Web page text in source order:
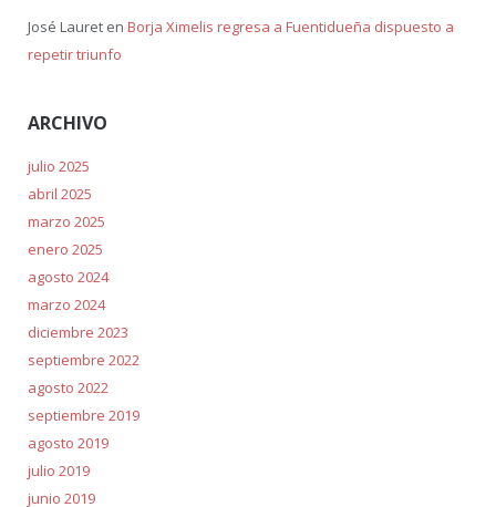
José Laureten Borja Ximelis regresa a Fuentidueña dispuesto a
repetir triunfo
ARCHIVO
julio 2025
abril 2025
marzo 2025
enero 2025
agosto 2024
marzo 2024
diciembre 2023
septiembre 2022
agosto 2022
septiembre 2019
agosto 2019
julio 2019
junio 2019